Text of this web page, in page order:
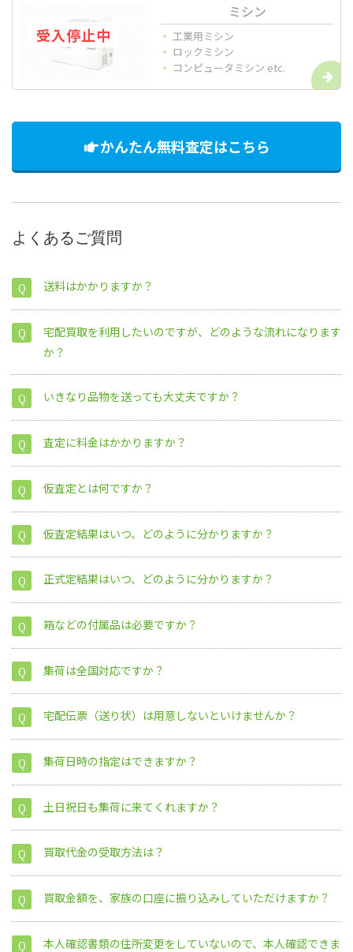
ミシン
工業用ミシン
ロックミシン
コンピュータミシン etc.
かんたん無料査定はこちら
よくあるご質問
送料はかかりますか？
宅配買取を利用したいのですが、どのような流れになります
か？
いきなり品物を送っても大丈夫ですか？
査定に料金はかかりますか？
仮査定とは何ですか？
仮査定結果はいつ、どのように分かりますか？
正式定結果はいつ、どのように分かりますか？
箱などの付属品は必要ですか？
集荷は全国対応ですか？
宅配伝票（送り状）は用意しないといけませんか？
集荷日時の指定はできますか？
土日祝日も集荷に来てくれますか？
買取代金の受取方法は？
買取金額を、家族の口座に振り込みしていただけますか？
本人確認書類の住所変更をしていないので、本人確認できま